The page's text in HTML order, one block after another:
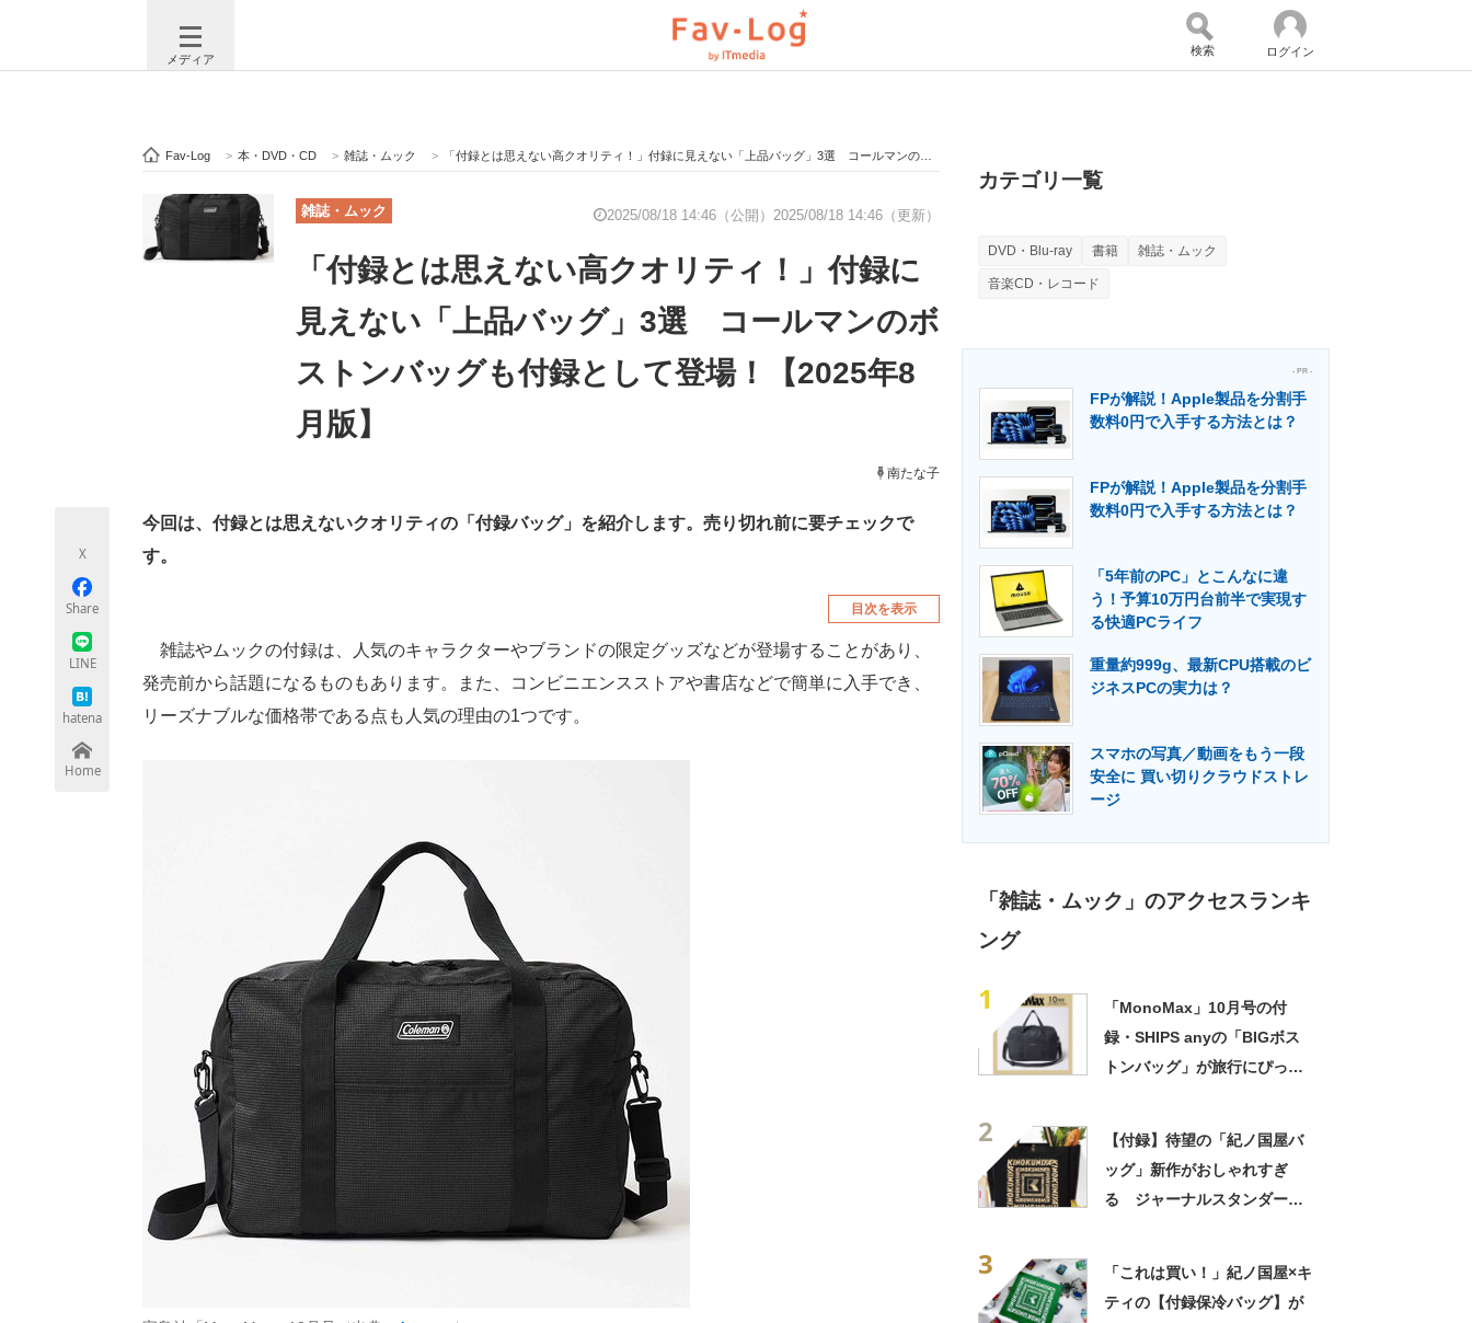
メディア
注目記事を集めた総合ページ ITの今と未来を見通す スマホと通信の最新トレンド 進化するPCとデバイスの未来
ビジネスと働き方のヒント AI活用のいまが分かる 企業ITのトレンドを詳説 経営リーダーのコミュニティ
ITエンジニア向け専門サイト 企業向けIT製品の総合サイト IT製品の技術・比較・事例 製造業のIT導入・活用を支援
エネルギーの専門メディア
検索 ログイン
Fav-Log > 本・DVD・CD > 雑誌・ムック > 「付録とは思えない高クオリティ！」付録に見えない「上品バッグ」3選 コールマンのボストンバッグも付録として登場！【2025年8月版】
雑誌・ムック 2025/08/18 14:46（公開） 2025/08/18 14:46（更新）
「付録とは思えない高クオリティ！」付録に
見えない「上品バッグ」3選 コールマンのボ
ストンバッグも付録として登場！【2025年8
月版】
南たな子
X
Share
LINE
hatena
Home
今回は、付録とは思えないクオリティの「付録バッグ」を紹介します。売り切れ前に要チェックで
す。
目次を表示
雑誌やムックの付録は、人気のキャラクターやブランドの限定グッズなどが登場することがあり、
発売前から話題になるものもあります。また、コンビニエンスストアや書店などで簡単に入手でき、
リーズナブルな価格帯である点も人気の理由の1つです。
カテゴリ一覧
DVD・Blu-ray 書籍 雑誌・ムック
音楽CD・レコード
- PR -
FPが解説！Apple製品を分割手
数料0円で入手する方法とは？
FPが解説！Apple製品を分割手
数料0円で入手する方法とは？
「5年前のPC」とこんなに違
う！予算10万円台前半で実現す
る快適PCライフ
重量約999g、最新CPU搭載のビ
ジネスPCの実力は？
スマホの写真／動画をもう一段
安全に 買い切りクラウドストレ
ージ
「雑誌・ムック」のアクセスランキ
ング
1
「MonoMax」10月号の付
録・SHIPS anyの「BIGボス
トンバッグ」が旅行にぴった
2
【付録】待望の「紀ノ国屋バ
ッグ」新作がおしゃれすぎ
る ジャーナルスタンダード
3
「これは買い！」紀ノ国屋×キ
ティの【付録保冷バッグ】が